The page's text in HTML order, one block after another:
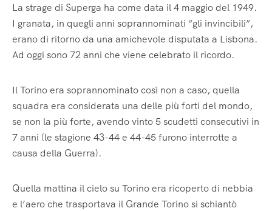
La strage di Superga ha come data il 4 maggio del 1949.
I granata, in quegli anni soprannominati “gli invincibili”,
erano di ritorno da una amichevole disputata a Lisbona.
Ad oggi sono 72 anni che viene celebrato il ricordo.
Il Torino era soprannominato così non a caso, quella
squadra era considerata una delle più forti del mondo,
se non la più forte, avendo vinto 5 scudetti consecutivi in
7 anni (le stagione 43-44 e 44-45 furono interrotte a
causa della Guerra).
Quella mattina il cielo su Torino era ricoperto di nebbia
e l’aero che trasportava il Grande Torino si schiantò